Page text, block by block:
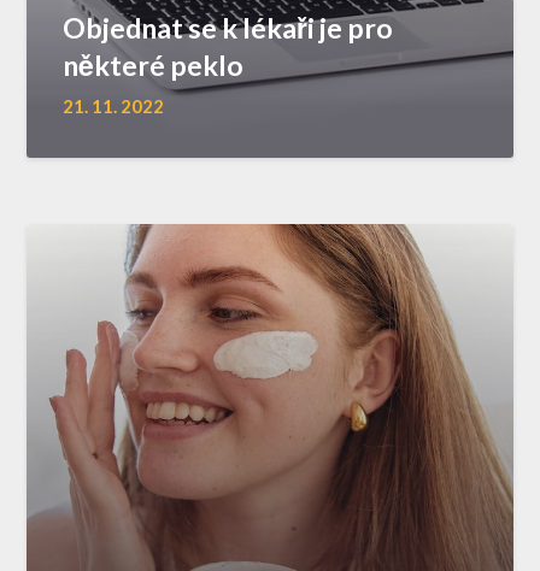
Objednat se k lékaři je pro
některé peklo
21. 11. 2022